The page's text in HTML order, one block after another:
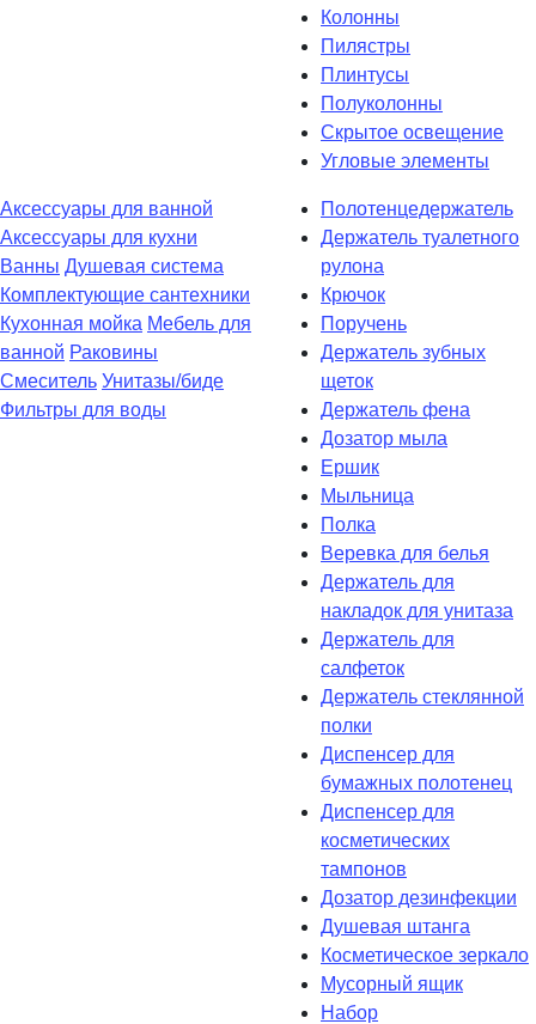
Колонны
Пилястры
Плинтусы
Полуколонны
Скрытое освещение
Угловые элементы
Аксессуары для ванной
Аксессуары для кухни
Ванны Душевая система
Комплектующие сантехники
Кухонная мойка Мебель для
ванной Раковины
Смеситель Унитазы/биде
Фильтры для воды
Полотенцедержатель
Держатель туалетного
рулона
Крючок
Поручень
Держатель зубных
щеток
Держатель фена
Дозатор мыла
Eршик
Мыльница
Полка
Веревка для белья
Держатель для
накладок для унитаза
Держатель для
салфеток
Держатель стеклянной
полки
Диспенсер для
бумажных полотенец
Диспенсер для
косметических
тампонов
Дозатор дезинфекции
Душевая штанга
Косметическое зеркало
Мусорный ящик
Набор